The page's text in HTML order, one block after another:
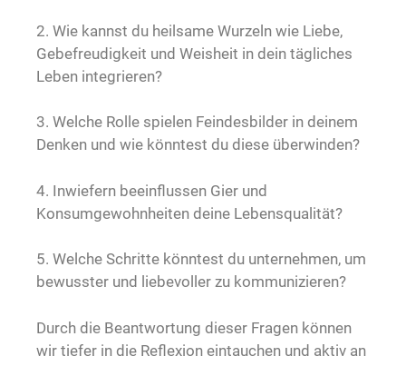
2. Wie kannst du heilsame Wurzeln wie Liebe,
Gebefreudigkeit und Weisheit in dein tägliches
Leben integrieren?
3. Welche Rolle spielen Feindesbilder in deinem
Denken und wie könntest du diese überwinden?
4. Inwiefern beeinflussen Gier und
Konsumgewohnheiten deine Lebensqualität?
5. Welche Schritte könntest du unternehmen, um
bewusster und liebevoller zu kommunizieren?
Durch die Beantwortung dieser Fragen können
wir tiefer in die Reflexion eintauchen und aktiv an